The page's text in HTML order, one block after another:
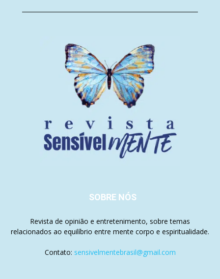
SOBRE NÓS
Revista de opinião e entretenimento, sobre temas
relacionados ao equilíbrio entre mente corpo e espiritualidade.
Contato: sensivelmentebrasil@gmail.com